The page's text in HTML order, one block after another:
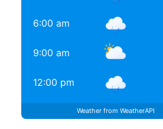
6:00 am
9:00 am
12:00 pm
Weather from WeatherAPI